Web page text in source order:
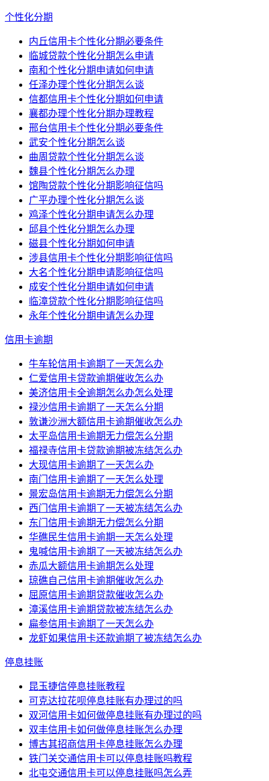
个性化分期
内丘信用卡个性化分期必要条件
临城贷款个性化分期怎么申请
南和个性化分期申请如何申请
任泽办理个性化分期怎么谈
信都信用卡个性化分期如何申请
襄都办理个性化分期办理教程
邢台信用卡个性化分期必要条件
武安个性化分期怎么谈
曲周贷款个性化分期怎么谈
魏县个性化分期怎么办理
馆陶贷款个性化分期影响征信吗
广平办理个性化分期怎么谈
鸡泽个性化分期申请怎么办理
邱县个性化分期怎么办理
磁县个性化分期如何申请
涉县信用卡个性化分期影响征信吗
大名个性化分期申请影响征信吗
成安个性化分期申请如何申请
临漳贷款个性化分期影响征信吗
永年个性化分期申请怎么办理
信用卡逾期
牛车轮信用卡逾期了一天怎么办
仁爱信用卡贷款逾期催收怎么办
美济信用卡全逾期怎么办怎么处理
禄沙信用卡逾期了一天怎么分期
敦谦沙洲大额信用卡逾期催收怎么办
太平岛信用卡逾期无力偿怎么分期
福禄寺信用卡贷款逾期被冻结怎么办
大现信用卡逾期了一天怎么办
南门信用卡逾期了一天怎么处理
景宏岛信用卡逾期无力偿怎么分期
西门信用卡逾期了一天被冻结怎么办
东门信用卡逾期无力偿怎么分期
华礁民生信用卡逾期一天怎么处理
鬼喊信用卡逾期了一天被冻结怎么办
赤瓜大额信用卡逾期怎么处理
琼礁自己信用卡逾期催收怎么办
屈原信用卡逾期贷款催收怎么办
漳溪信用卡逾期贷款被冻结怎么办
扁参信用卡逾期了一天怎么办
龙虾如果信用卡还款逾期了被冻结怎么办
停息挂账
昆玉捷信停息挂账教程
可克达拉花呗停息挂账有办理过的吗
双河信用卡如何做停息挂账有办理过的吗
双丰信用卡如何做停息挂账怎么办理
博古其招商信用卡停息挂账怎么办理
铁门关交通信用卡可以停息挂账吗教程
北屯交通信用卡可以停息挂账吗怎么弄